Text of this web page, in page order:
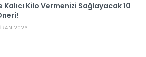
Kalıcı Kilo Vermenizi Sağlayacak 10
2026